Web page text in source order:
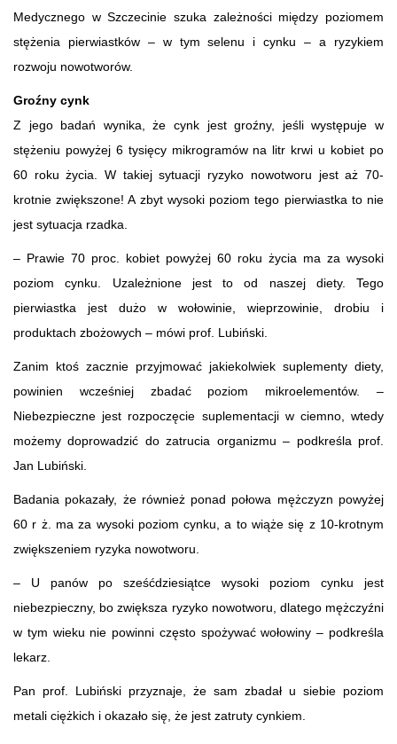
Medycznego w Szczecinie szuka zależności między poziomem
stężenia pierwiastków – w tym selenu i cynku – a ryzykiem
rozwoju nowotworów.
Groźny cynk
Z jego badań wynika, że cynk jest groźny, jeśli występuje w
stężeniu powyżej 6 tysięcy mikrogramów na litr krwi u kobiet po
60 roku życia. W takiej sytuacji ryzyko nowotworu jest aż 70-
krotnie zwiększone! A zbyt wysoki poziom tego pierwiastka to nie
jest sytuacja rzadka.
– Prawie 70 proc. kobiet powyżej 60 roku życia ma za wysoki
poziom cynku. Uzależnione jest to od naszej diety. Tego
pierwiastka jest dużo w wołowinie, wieprzowinie, drobiu i
produktach zbożowych – mówi prof. Lubiński.
Zanim ktoś zacznie przyjmować jakiekolwiek suplementy diety,
powinien wcześniej zbadać poziom mikroelementów. –
Niebezpieczne jest rozpoczęcie suplementacji w ciemno, wtedy
możemy doprowadzić do zatrucia organizmu – podkreśla prof.
Jan Lubiński.
Badania pokazały, że również ponad połowa mężczyzn powyżej
60 r ż. ma za wysoki poziom cynku, a to wiąże się z 10-krotnym
zwiększeniem ryzyka nowotworu.
– U panów po sześćdziesiątce wysoki poziom cynku jest
niebezpieczny, bo zwiększa ryzyko nowotworu, dlatego mężczyźni
w tym wieku nie powinni często spożywać wołowiny – podkreśla
lekarz.
Pan prof. Lubiński przyznaje, że sam zbadał u siebie poziom
metali ciężkich i okazało się, że jest zatruty cynkiem.